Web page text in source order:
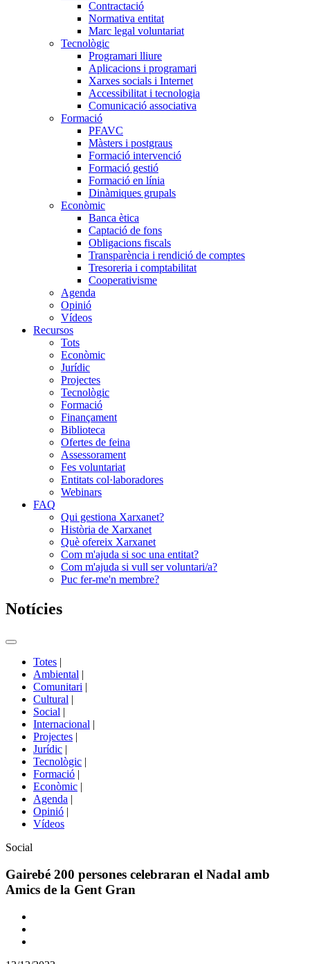
Contractació
Normativa entitat
Marc legal voluntariat
Tecnològic
Programari lliure
Aplicacions i programari
Xarxes socials i Internet
Accessibilitat i tecnologia
Comunicació associativa
Formació
PFAVC
Màsters i postgraus
Formació intervenció
Formació gestió
Formació en línia
Dinàmiques grupals
Econòmic
Banca ètica
Captació de fons
Obligacions fiscals
Transparència i rendició de comptes
Tresoreria i comptabilitat
Cooperativisme
Agenda
Opinió
Vídeos
Recursos
Tots
Econòmic
Jurídic
Projectes
Tecnològic
Formació
Finançament
Biblioteca
Ofertes de feina
Assessorament
Fes voluntariat
Entitats col·laboradores
Webinars
FAQ
Qui gestiona Xarxanet?
Història de Xarxanet
Què ofereix Xarxanet
Com m'ajuda si soc una entitat?
Com m'ajuda si vull ser voluntari/a?
Puc fer-me'n membre?
Notícies
Commutador
portals
Totes |
Ambiental |
Comunitari |
Cultural |
Social |
Internacional |
Projectes |
Jurídic |
Tecnològic |
Formació |
Econòmic |
Agenda |
Opinió |
Vídeos
Àmbit
la
notícia
Social
Gairebé 200 persones celebraran el Nadal amb
Amics de la Gent Gran
Comparteix